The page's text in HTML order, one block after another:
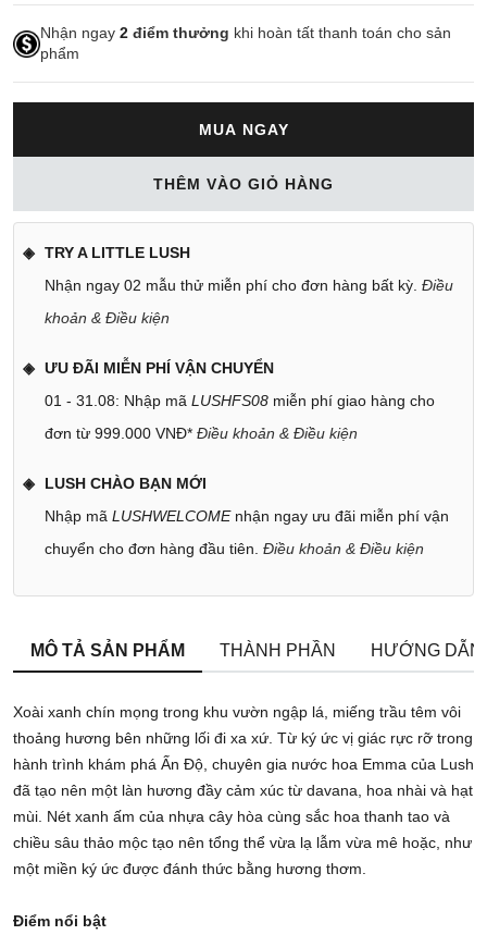
Nhận ngay 2 điểm thưởng khi hoàn tất thanh toán cho sản
phẩm
MUA NGAY
THÊM VÀO GIỎ HÀNG
TRY A LITTLE LUSH
Nhận ngay 02 mẫu thử miễn phí cho đơn hàng bất kỳ. Điều
khoản & Điều kiện
ƯU ĐÃI MIỄN PHÍ VẬN CHUYỂN
01 - 31.08: Nhập mã LUSHFS08 miễn phí giao hàng cho
đơn từ 999.000 VNĐ* Điều khoản & Điều kiện
LUSH CHÀO BẠN MỚI
Nhập mã LUSHWELCOMEnhận ngay ưu đãi miễn phí vận
chuyển cho đơn hàng đầu tiên. Điều khoản & Điều kiện
MÔ TẢ SẢN PHẨM THÀNH PHẦN HƯỚNG
Xoài xanh chín mọng trong khu vườn ngập lá, miếng trầu têm vôi
thoảng hương bên những lối đi xa xứ. Từ ký ức vị giác rực rỡ trong
hành trình khám phá Ấn Độ, chuyên gia nước hoa Emma của Lush
đã tạo nên một làn hương đầy cảm xúc từ davana, hoa nhài và hạt
mùi. Nét xanh ấm của nhựa cây hòa cùng sắc hoa thanh tao và
chiều sâu thảo mộc tạo nên tổng thể vừa lạ lẫm vừa mê hoặc, như
một miền ký ức được đánh thức bằng hương thơm.
Điểm nổi bật